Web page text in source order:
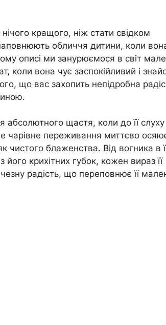
кращого, ніж стати свідком
обличчя дитини, коли
описі ми занурюємося в світ
коли вона чує заспокійливий і
що вас захопить непідробна
абсолютного щастя, коли до її слуху
чарівне переживання миттєво
блаженства. Від вогника в
крихітних губок, кожен вираз її
радість, що переповнює її